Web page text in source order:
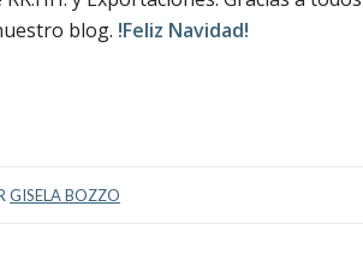
blog. !Feliz Navidad!
GISELA BOZZO